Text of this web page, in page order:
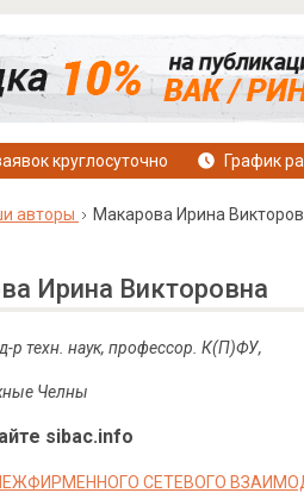
круглосуточно График
авторы Макарова Ирина
Ирина Викторовна
р техн. наук, профессор. К(П)ФУ,
Челны
sibac.info
СЕТЕВОГО